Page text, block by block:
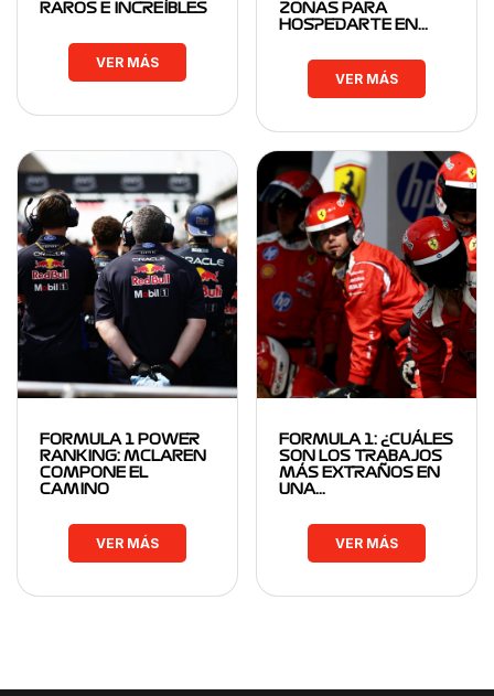
RAROS E INCREÍBLES
VER MÁS
ZONAS PARA
HOSPEDARTE EN…
VER MÁS
FORMULA 1 POWER
RANKING: MCLAREN
COMPONE EL
CAMINO
VER MÁS
FORMULA 1: ¿CUÁLES
SON LOS TRABAJOS
MÁS EXTRAÑOS EN
UNA…
VER MÁS